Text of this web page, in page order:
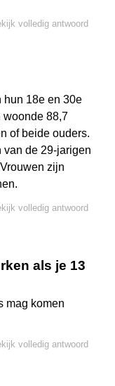
volledig antwoord
hun 18e en 30e
woonde 88,7
of beide ouders.
van de 29-jarigen
zijn
volledig antwoord
als je 13
mag komen
volledig antwoord